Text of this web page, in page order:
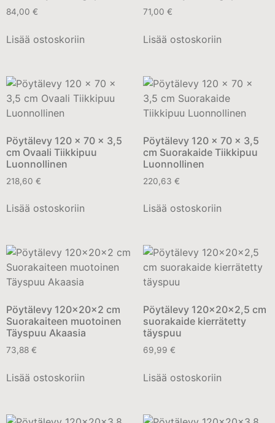
84,00 €
Lisää ostoskoriin
71,00 €
Lisää ostoskoriin
Pöytälevy 120 x 70 x 3,5
cm Ovaali Tiikkipuu
Luonnollinen
218,60 €
Lisää ostoskoriin
Pöytälevy 120 x 70 x 3,5
cm Suorakaide Tiikkipuu
Luonnollinen
220,63 €
Lisää ostoskoriin
Pöytälevy 120x20x2 cm
Suorakaiteen muotoinen
Täyspuu Akaasia
73,88 €
Lisää ostoskoriin
Pöytälevy 120x20x2,5 cm
suorakaide kierrätetty
täyspuu
69,99 €
Lisää ostoskoriin